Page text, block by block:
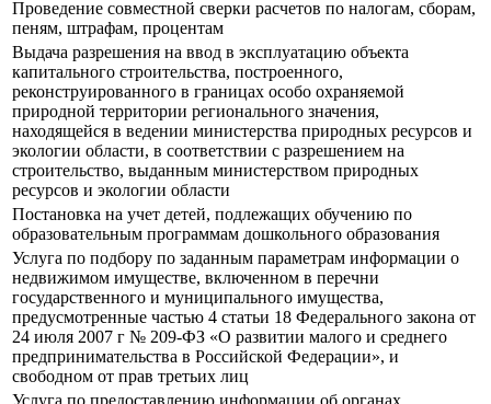
Проведение совместной сверки расчетов по налогам, сборам,
пеням, штрафам, процентам
Выдача разрешения на ввод в эксплуатацию объекта
капитального строительства, построенного,
реконструированного в границах особо охраняемой
природной территории регионального значения,
находящейся в ведении министерства природных ресурсов и
экологии области, в соответствии с разрешением на
строительство, выданным министерством природных
ресурсов и экологии области
Постановка на учет детей, подлежащих обучению по
образовательным программам дошкольного образования
Услуга по подбору по заданным параметрам информации о
недвижимом имуществе, включенном в перечни
государственного и муниципального имущества,
предусмотренные частью 4 статьи 18 Федерального закона от
24 июля 2007 г № 209-ФЗ «О развитии малого и среднего
предпринимательства в Российской Федерации», и
свободном от прав третьих лиц